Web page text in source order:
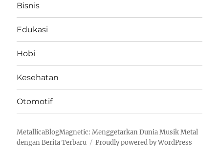
Bisnis
Edukasi
Hobi
Kesehatan
Otomotif
MetallicaBlogMagnetic: Menggetarkan Dunia Musik Metal
dengan Berita Terbaru
Proudly powered by WordPress